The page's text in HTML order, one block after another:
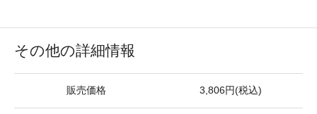
その他の詳細情報
販売価格 3,806円(税込)